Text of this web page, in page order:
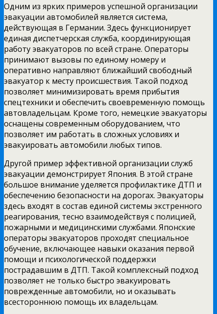
Одним из ярких примеров успешной организации
эвакуации автомобилей является система,
действующая в Германии. Здесь функционирует
единая диспетчерская служба, координирующая
работу эвакуаторов по всей стране. Операторы
принимают вызовы по единому номеру и
оперативно направляют ближайший свободный
эвакуатор к месту происшествия. Такой подход
позволяет минимизировать время прибытия
спецтехники и обеспечить своевременную помощь
автовладельцам. Кроме того, немецкие эвакуаторы
оснащены современным оборудованием, что
позволяет им работать в сложных условиях и
эвакуировать автомобили любых типов.
Другой пример эффективной организации служб
эвакуации демонстрирует Япония. В этой стране
большое внимание уделяется профилактике ДТП и
обеспечению безопасности на дорогах. Эвакуаторы
здесь входят в состав единой системы экстренного
реагирования, тесно взаимодействуя с полицией,
пожарными и медицинскими службами. Японские
операторы эвакуаторов проходят специальное
обучение, включающее навыки оказания первой
помощи и психологической поддержки
пострадавшим в ДТП. Такой комплексный подход
позволяет не только быстро эвакуировать
поврежденные автомобили, но и оказывать
всестороннюю помощь их владельцам.